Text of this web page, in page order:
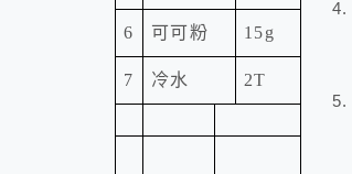
6 可可粉 15g
7 冷水 2T